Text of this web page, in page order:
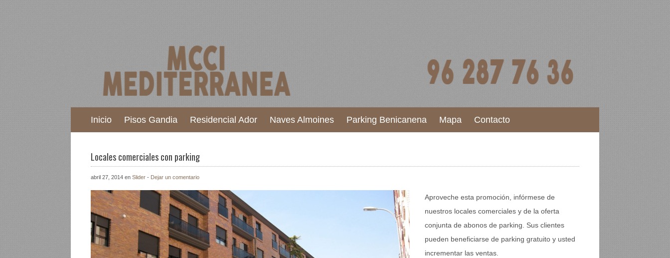
Inicio Pisos Gandia Residencial Ador Naves Almoines Parking Benicanena Mapa Contacto
Locales comerciales con parking
abril 27, 2014 en Slider - Dejar un comentario
Aproveche esta promoción, infórmese de
nuestros locales comerciales y de la oferta
conjunta de abonos de parking. Sus clientes
pueden beneficiarse de parking gratuito y usted
incrementar las ventas.